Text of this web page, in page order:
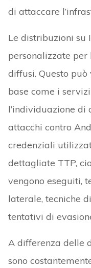
di attaccare
Le distribuzioni su
personalizzate
diffusi. Questo
base come i
l’individuazione di
attacchi contro
credenziali
dettagliate TTP,
vengono eseguiti,
laterale, tecniche
tentativi di
A differenza delle
sono